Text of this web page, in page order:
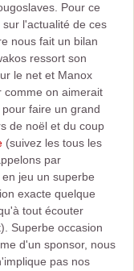
Pour ce
l'actualité de ces
nous fait un bilan
ressort son
le net et Manox
comme on aimerait
faire un grand
de noël et du coup
(suivez les tous les
par
jeu un superbe
exacte quelque
tout écouter
Superbe occasion
d'un sponsor, nous
pas nos